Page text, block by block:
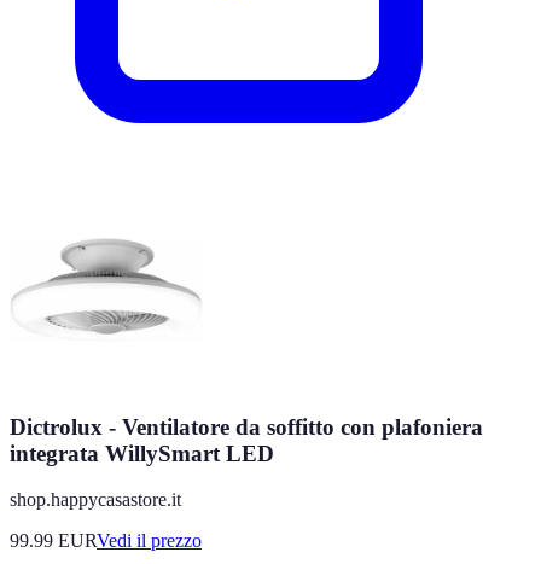
Dictrolux - Ventilatore da soffitto con plafoniera
integrata WillySmart LED
shop.happycasastore.it
99.99 EURVedi il prezzo